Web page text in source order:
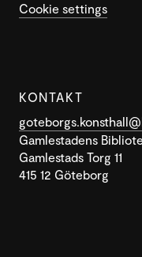
Cookie settings
KONTAKT
Gamlestadens
Gamlestads Torg 11
415 12 Göteborg